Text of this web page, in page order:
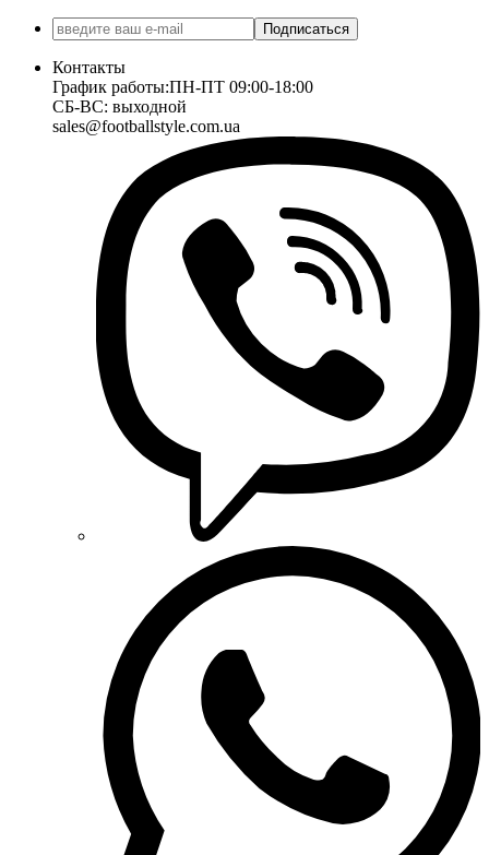
Подписаться
Контакты
График работы:ПН-ПТ 09:00-18:00
СБ-ВС: выходной
sales@footballstyle.com.ua